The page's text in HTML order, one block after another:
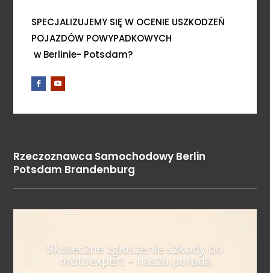
SPECJALIZUJEMY SIĘ W OCENIE USZKODZEŃ
POJAZDÓW POWYPADKOWYCH
w Berlinie- Potsdam?
Rzeczoznawca Samochodowy Berlin
Potsdam Brandenburg
Skuteczne zgłoszenie szkody do
motoexpert – nasza porada